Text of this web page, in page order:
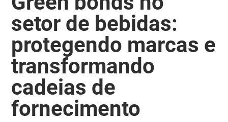
setor de bebidas:
protegendo marcas e
transformando
cadeias de
fornecimento